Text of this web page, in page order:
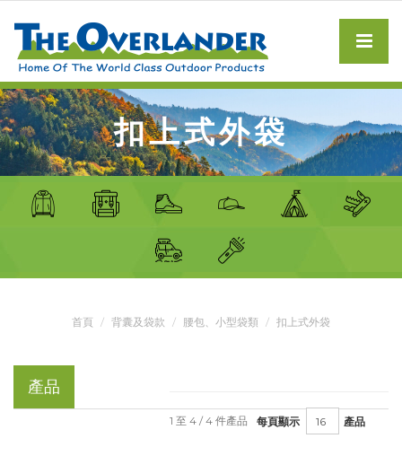
扣上式外袋
首頁 背囊及袋款 腰包、小型袋類 扣上式外袋
產品
每頁顯示 產品
1 至 4 / 4 件產品